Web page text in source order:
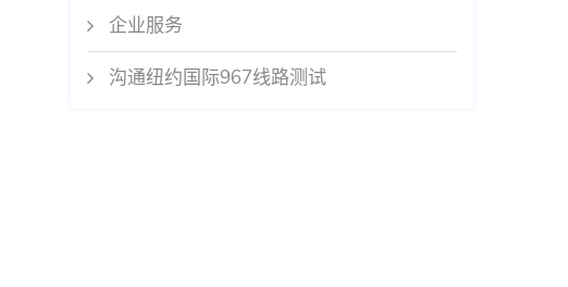
企业服务
沟通纽约国际967线路测试